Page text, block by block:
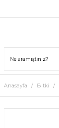
Anasayfa Bitki